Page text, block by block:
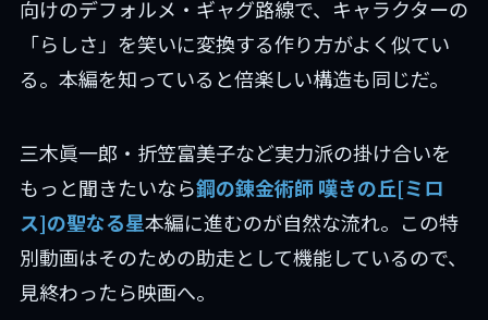
向けのデフォルメ・ギャグ路線で、キャラクターの
「らしさ」を笑いに変換する作り方がよく似てい
る。本編を知っていると倍楽しい構造も同じだ。
三木眞一郎・折笠富美子など実力派の掛け合いを
もっと聞きたいなら鋼の錬金術師 嘆きの丘[ミロ
ス]の聖なる星本編に進むのが自然な流れ。この特
別動画はそのための助走として機能しているので、
見終わったら映画へ。